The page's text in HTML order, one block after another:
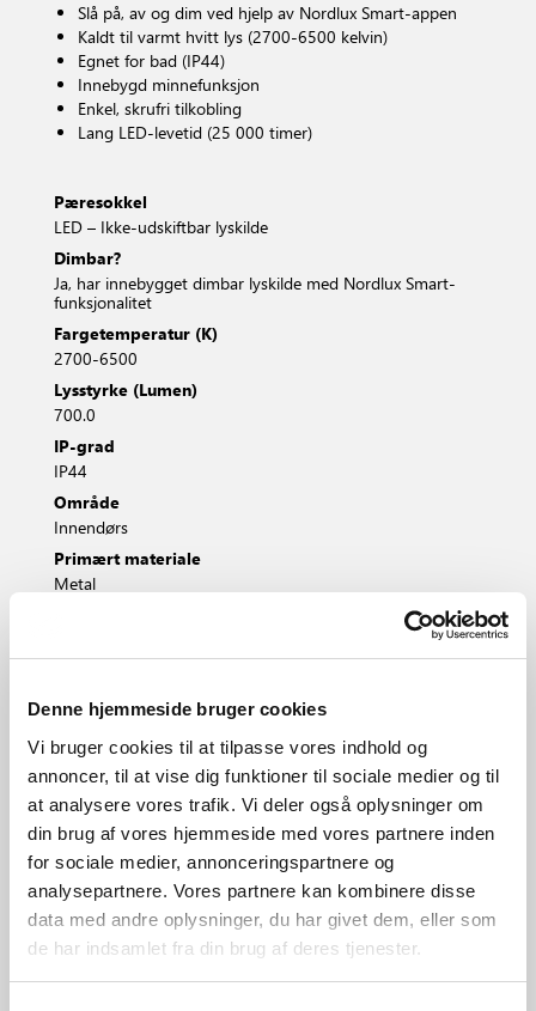
Denne hjemmeside bruger cookies
Vi bruger cookies til at tilpasse vores indhold og
annoncer, til at vise dig funktioner til sociale medier og til
at analysere vores trafik. Vi deler også oplysninger om
din brug af vores hjemmeside med vores partnere inden
for sociale medier, annonceringspartnere og
analysepartnere. Vores partnere kan kombinere disse
data med andre oplysninger, du har givet dem, eller som
de har indsamlet fra din brug af deres tjenester.
Slå på, av og dim ved hjelp av Nordlux Smart-appen
Kaldt til varmt hvitt lys (2700-6500 kelvin)
Egnet for bad (IP44)
Innebygd minnefunksjon
Enkel, skrufri tilkobling
Lang LED-levetid (25 000 timer)
Pæresokkel
LED – Ikke-udskiftbar lyskilde
Dimbar?
Ja, har innebygget dimbar lyskilde med Nordlux Smart-
funksjonalitet
Fargetemperatur (K)
2700-6500
Lysstyrke (Lumen)
700.0
IP-grad
IP44
Område
Innendørs
Primært materiale
Metal
2110840103
2110840101